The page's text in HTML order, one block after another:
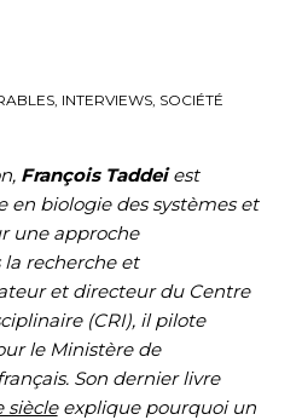
, INTERVIEWS, SOCIÉTÉ
François Taddeiest
en biologie des systèmes et
une approche
recherche et
et directeur du Centre
(CRI), il pilote
le Ministère de
Son dernier livre
siècleexplique pourquoi un